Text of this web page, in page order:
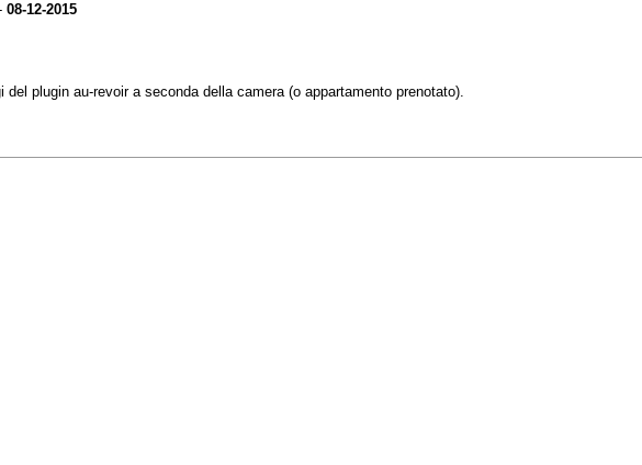
08-12-2015
plugin au-revoir a seconda della camera (o appartamento prenotato).